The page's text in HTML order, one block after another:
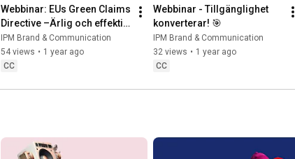
Webbinar: EUs Green Claims
Directive –Ärlig och effektiv
hållbarhetskommunikation
IPM Brand & Communication
54 views • 1 year ago
CC
Webbinar - Tillgänglighet
konverterar! 🎯
IPM Brand & Communication
32 views • 1 year ago
CC